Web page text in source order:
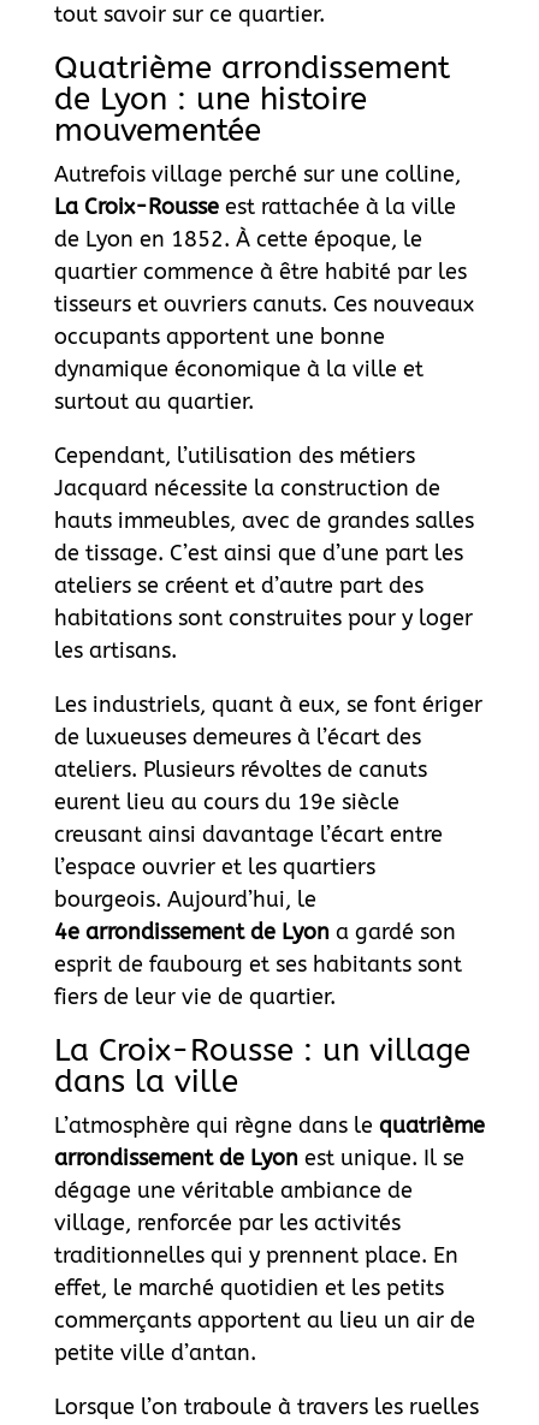
tout savoir sur ce quartier.
Quatrième arrondissement
de Lyon : une histoire
mouvementée
Autrefois village perché sur une colline,
La Croix-Rousseest rattachée à la ville
de Lyon en 1852. À cette époque, le
quartier commence à être habité par les
tisseurs et ouvriers canuts. Ces nouveaux
occupants apportent une bonne
dynamique économique à la ville et
surtout au quartier.
Cependant, l’utilisation des métiers
Jacquard nécessite la construction de
hauts immeubles, avec de grandes salles
de tissage. C’est ainsi que d’une part les
ateliers se créent et d’autre part des
habitations sont construites pour y loger
les artisans.
Les industriels, quant à eux, se font ériger
de luxueuses demeures à l’écart des
ateliers. Plusieurs révoltes de canuts
eurent lieu au cours du 19e siècle
creusant ainsi davantage l’écart entre
l’espace ouvrier et les quartiers
bourgeois. Aujourd’hui, le
4earrondissement de Lyon a gardé son
esprit de faubourg et ses habitants sont
fiers de leur vie de quartier.
La Croix-Rousse : un village
dans la ville
L’atmosphère qui règne dans le quatrième
arrondissement de Lyon est unique. Il se
dégage une véritable ambiance de
village, renforcée par les activités
traditionnelles qui y prennent place. En
effet, le marché quotidien et les petits
commerçants apportent au lieu un air de
petite ville d’antan.
Lorsque l’on traboule à travers les ruelles